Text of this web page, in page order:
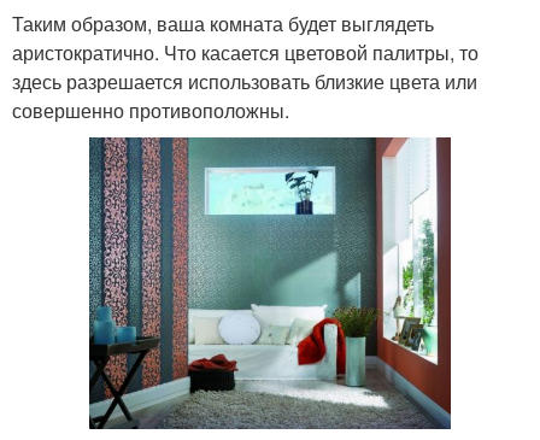
Таким образом, ваша комната будет выглядеть
аристократично. Что касается цветовой палитры, то
здесь разрешается использовать близкие цвета или
совершенно противоположны.